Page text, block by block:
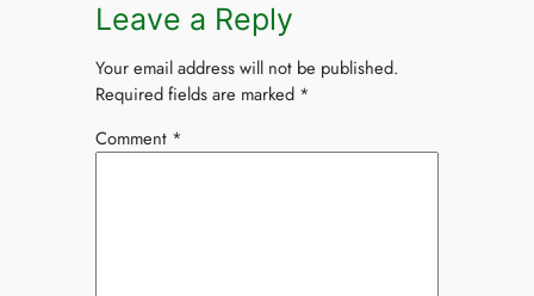
Leave a Reply
Your email address will not be published.
Required fields are marked *
Comment *